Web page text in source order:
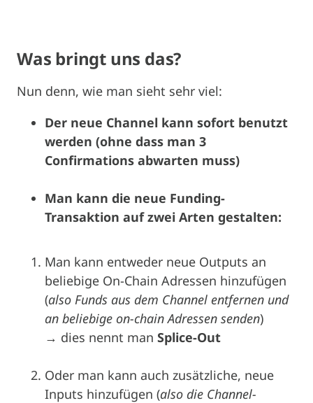
Was bringt uns das?
Nun denn, wie man sieht sehr viel:
Der neue Channel kann sofort benutzt
werden (ohne dass man 3
Confirmations abwarten muss)
Man kann die neue Funding-
Transaktion auf zwei Arten gestalten:
Man kann entweder neue Outputs an
beliebige On-Chain Adressen hinzufügen
(also Funds aus dem Channel entfernen und
an beliebige on-chain Adressen senden)
→ dies nennt man Splice-Out
Oder man kann auch zusätzliche, neue
Inputs hinzufügen (also die Channel-